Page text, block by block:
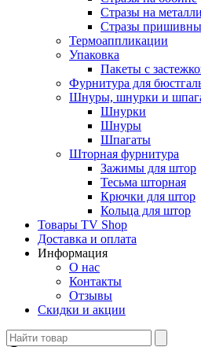
Стразы на
Стразы
Термоаппликации
Упаковка
Пакеты с
Фурнитура для
Шнуры, шнурки и
Шнурки
Шнуры
Шпагаты
Шторная фурнитура
Зажимы для штор
Тесьма шторная
Крючки для штор
Кольца для штор
Товары TV Shop
Доставка и оплата
Информация
О нас
Контакты
Отзывы
Скидки и акции